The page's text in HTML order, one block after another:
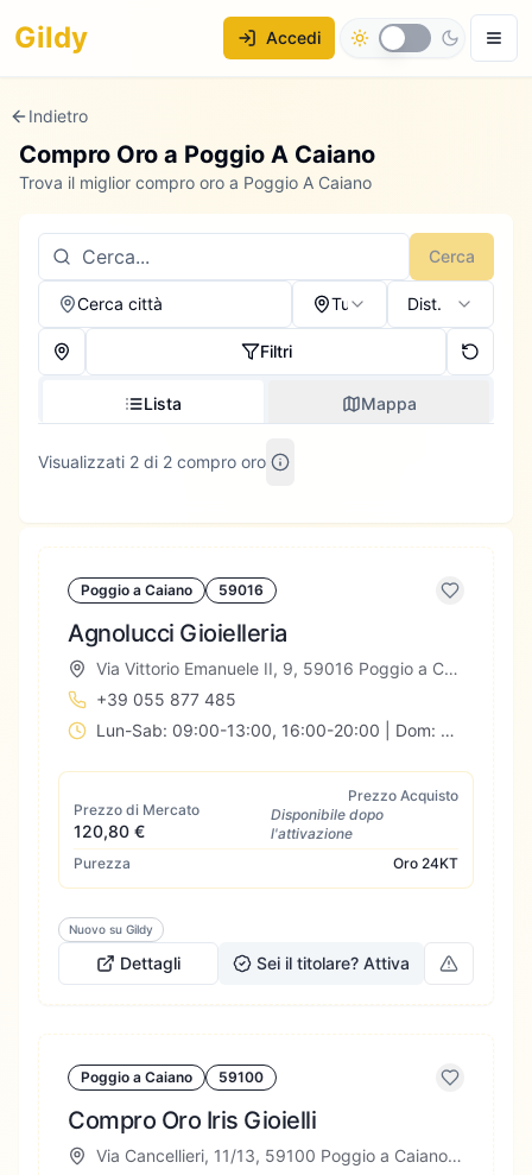
Gildy Accedi
Indietro
Compro Oro a Poggio A Caiano
Trova il miglior compro oro a Poggio A Caiano
Cerca
Cerca città Tutti Dist.
Filtri
Lista Mappa
Visualizzati 2 di 2 compro oro
Poggio a Caiano 59016
Agnolucci Gioielleria
Via Vittorio Emanuele II, 9, 59016 Poggio a Caiano PO, Italia
+39 055 877 485
Lun-Sab: 09:00-13:00, 16:00-20:00 | Dom: Chiuso
Prezzo di Mercato
120,80 €
Prezzo Acquisto
Disponibile dopo
l'attivazione
Purezza
Oro 24KT
Nuovo su Gildy
Dettagli Sei il titolare? Attiva
Poggio a Caiano 59100
Compro Oro Iris Gioielli
Via Cancellieri, 11/13, 59100 Poggio a Caiano PO, Italia